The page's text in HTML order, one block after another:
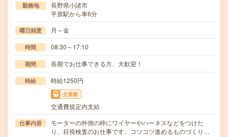
勤務地
長野県小諸市
平原駅から車6分
曜日頻度 月～金
時間 08:30～17:10
期間 長期でお仕事できる方、大歓迎！
時給 時給1250円
交通費
交通費規定内支給
仕事内容
モーターの外側の枠にワイヤーやハーネスなどをつけた
り、目視検査のお仕事です。コツコツ進めるものづくり…